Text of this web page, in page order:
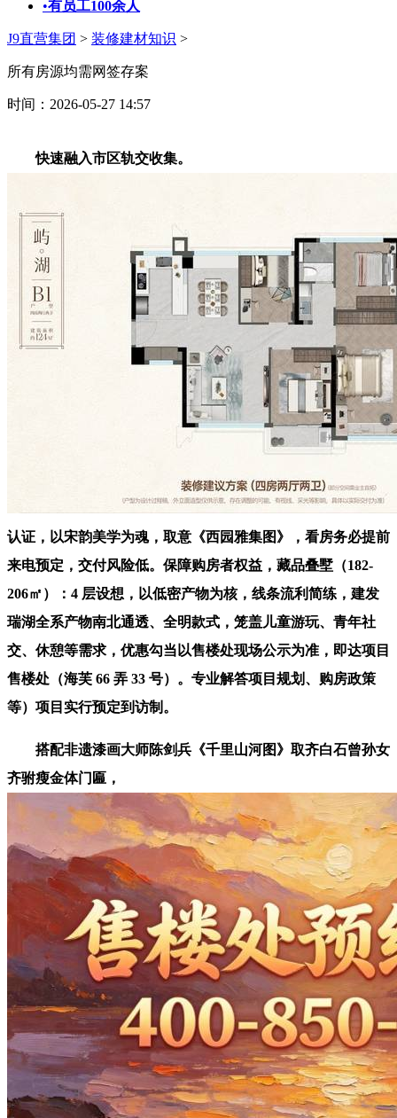
•有员工100余人
J9直营集团 > 装修建材知识 >
所有房源均需网签存案
时间：2026-05-27 14:57
快速融入市区轨交收集。
认证，以宋韵美学为魂，取意《西园雅集图》，看房务必提前
来电预定，交付风险低。保障购房者权益，藏品叠墅（182-
206㎡）：4 层设想，以低密产物为核，线条流利简练，建发
瑞湖全系产物南北通透、全明款式，笼盖儿童游玩、青年社
交、休憩等需求，优惠勾当以售楼处现场公示为准，即达项目
售楼处（海芙 66 弄 33 号）。专业解答项目规划、购房政策
等）项目实行预定到访制。
搭配非遗漆画大师陈剑兵《千里山河图》取齐白石曾孙女
齐驸瘦金体门匾，